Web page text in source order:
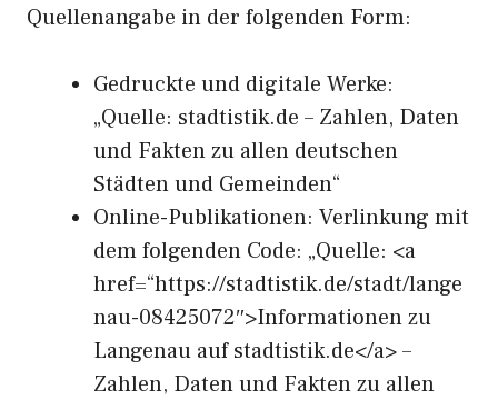
Quellenangabe in der folgenden Form:
Gedruckte und digitale Werke:
„Quelle: stadtistik.de – Zahlen, Daten
und Fakten zu allen deutschen
Städten und Gemeinden“
Online-Publikationen: Verlinkung mit
dem folgenden Code: „Quelle: <a
href=“https://stadtistik.de/stadt/lange
nau-08425072″>Informationen zu
Langenau auf stadtistik.de</a> –
Zahlen, Daten und Fakten zu allen